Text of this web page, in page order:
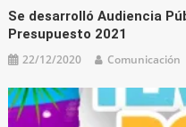
Se desarrolló Audiencia
Presupuesto 2021
22/12/2020 Comunicación